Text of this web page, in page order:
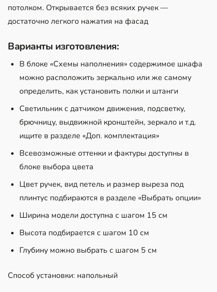
потолком. Открывается без всяких ручек —
достаточно легкого нажатия на фасад
Варианты изготовления:
В блоке «Схемы наполнения» содержимое шкафа
можно расположить зеркально или же самому
определить, как установить полки и штанги
Светильник с датчиком движения, подсветку,
брючницу, выдвижной кронштейн, зеркало и т.д.
ищите в разделе «Доп. комплектация»
Всевозможные оттенки и фактуры доступны в
блоке выбора цвета
Цвет ручек, вид петель и размер выреза под
плинтус подбираются в разделе «Выбрать опции»
Ширина модели доступна с шагом 15 см
Высота подбирается с шагом 10 см
Глубину можно выбрать с шагом 5 см
Способ установки: напольный